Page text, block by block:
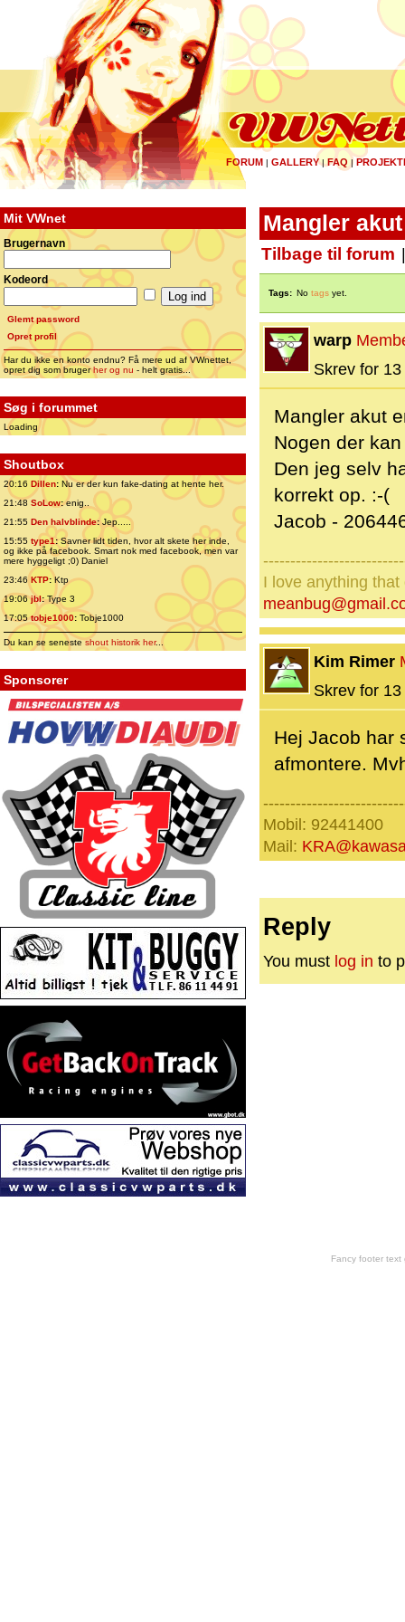
FORUM | GALLERY|FAQ |
Mit VWnet
Brugernavn
Kodeord
Glemt password
Opret profil
Har du ikke en konto endnu? Få mere ud af VWnettet,
opret dig som brugerher og nu - helt gratis...
Søg i forummet
Loading
Shoutbox
20:16 Dillen: Nu er der kun fake-dating at hente her.
21:48 SoLow:enig..
21:55 Den halvblinde:Jep.....
15:55 type1:Savner lidt tiden, hvor alt skete her inde,
og ikke på facebook. Smart nok med facebook, men var
mere hyggeligt ;0) Daniel
23:46 KTP:Ktp
19:06jbl:Type 3
17:05tobje1000: Tobje1000
Du kan se senesteshout historik her...
Sponsorer
Mangler
Tilbage til forum
Tags: No tags yet.
warp
Skrev for
Mangler akut
Nogen der
Den jeg selv
korrekt op. :-(
Jacob -
I love anything
Kim Rimer
Skrev for
Hej Jacob har
afmontere.
Mobil: 92441400
Mail:
Reply
You must log in to
Fancy footer